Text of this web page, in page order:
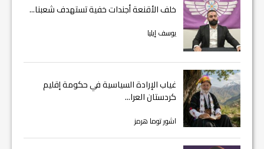
خلف الأقنعة أجندات خفية تستهدف شعبنا...
يوسف إيليا
غياب الإرادة السياسية في حكومة إقليم
كردستان العرا...
اشور توما هرمز